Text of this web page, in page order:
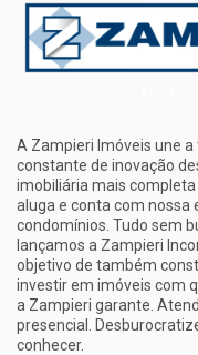
A Zampieri Imóveis une
constante de inovação
imobiliária mais completa
aluga e conta com nossa
condomínios. Tudo sem
lançamos a Zampieri
objetivo de também
investir em imóveis com
a Zampieri garante.
presencial.
conhecer.